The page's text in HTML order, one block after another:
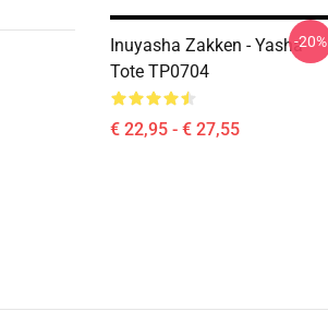
Inuyasha Zakken - Yasha
Tote TP0704
€ 22,95 - € 27,55
-20%